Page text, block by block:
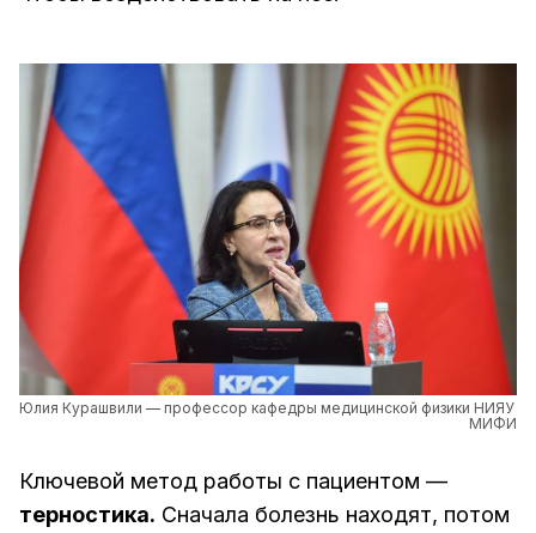
Юлия Курашвили — профессор кафедры медицинской физики НИЯУ
МИФИ
Ключевой метод работы с пациентом —
терностика. Сначала болезнь находят, потом